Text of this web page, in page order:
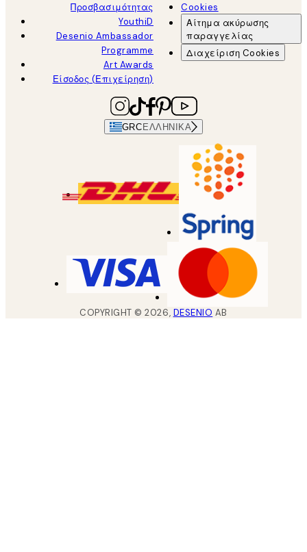
Προσβασιμότητας
YouthiD
Desenio Ambassador
Programme
Art Awards
Είσοδος (Επιχείρηση)
Cookies
Αίτημα ακύρωσης
παραγγελίας
Διαχείριση Cookies
GRC ΕΛΛΗΝΙΚΆ
COPYRIGHT ©2026, DESENIO AB